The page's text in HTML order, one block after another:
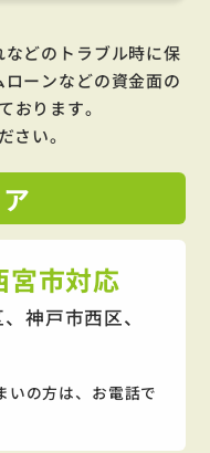
などのトラブル時に保
ーンなどの資金面の
おります。
さい。
宮市対応
神戸市西区、
いの方は、お電話で